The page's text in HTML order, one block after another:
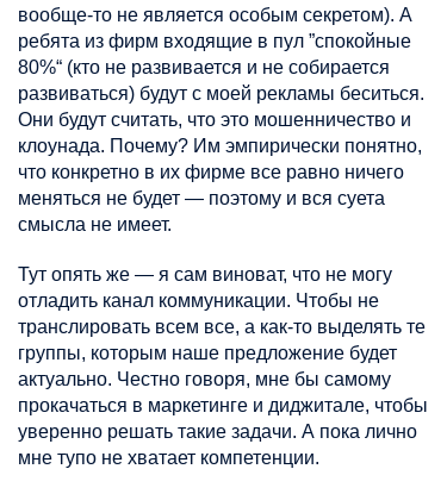
вообще-то не является особым секретом). А
ребята из фирм входящие в пул ”спокойные
80%“ (кто не развивается и не собирается
развиваться) будут с моей рекламы беситься.
Они будут считать, что это мошенничество и
клоунада. Почему? Им эмпирически понятно,
что конкретно в их фирме все равно ничего
меняться не будет — поэтому и вся суета
смысла не имеет.
Тут опять же — я сам виноват, что не могу
отладить канал коммуникации. Чтобы не
транслировать всем все, а как-то выделять те
группы, которым наше предложение будет
актуально. Честно говоря, мне бы самому
прокачаться в маркетинге и диджитале, чтобы
уверенно решать такие задачи. А пока лично
мне тупо не хватает компетенции.